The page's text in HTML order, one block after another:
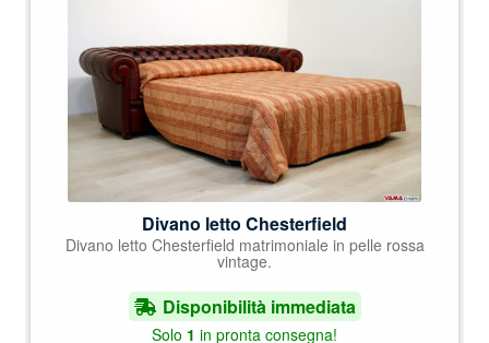
Divano letto Chesterfield
Divano letto Chesterfield matrimoniale in pelle rossa
vintage.
Disponibilità immediata
Solo 1 in pronta consegna!